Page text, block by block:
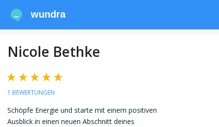
wundra
Nicole Bethke
1 BEWERTUNGEN
Schöpfe Energie und starte mit einem positiven
Ausblick in einen neuen Abschnitt deines